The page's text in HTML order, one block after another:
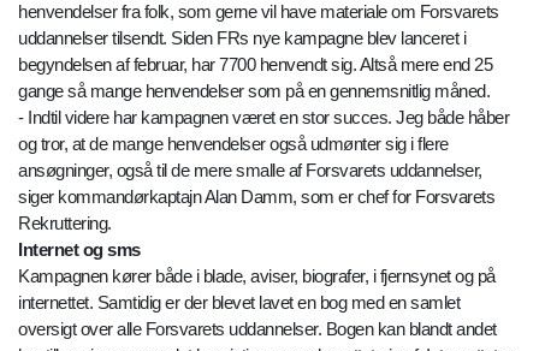
henvendelser fra folk, som gerne vil have materiale om Forsvarets
uddannelser tilsendt. Siden FRs nye kampagne blev lanceret i
begyndelsen af februar, har 7700 henvendt sig. Altså mere end 25
gange så mange henvendelser som på en gennemsnitlig måned.
- Indtil videre har kampagnen været en stor succes. Jeg både håber
og tror, at de mange henvendelser også udmønter sig i flere
ansøgninger, også til de mere smalle af Forsvarets uddannelser,
siger kommandørkaptajn Alan Damm, som er chef for Forsvarets
Rekruttering.
Internet og sms
Kampagnen kører både i blade, aviser, biografer, i fjernsynet og på
internettet. Samtidig er der blevet lavet en bog med en samlet
oversigt over alle Forsvarets uddannelser. Bogen kan blandt andet